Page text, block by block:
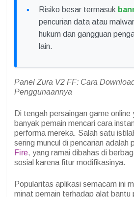
Risiko besar termasuk
pencurian data atau
hukum dan gangguan
lain.
Panel Zura V2 FF: Cara
Penggunaannya
Di tengah persaingan game
banyak pemain mencari cara
performa mereka. Salah satu
sering muncul di pencarian adalah
Fire, yang ramai dibahas di
sosial karena fitur modifikasinya.
Popularitas aplikasi semacam ini
minat pemain terhadap alat bantu